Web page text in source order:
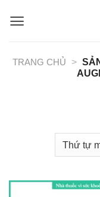
TRANG CHỦ >